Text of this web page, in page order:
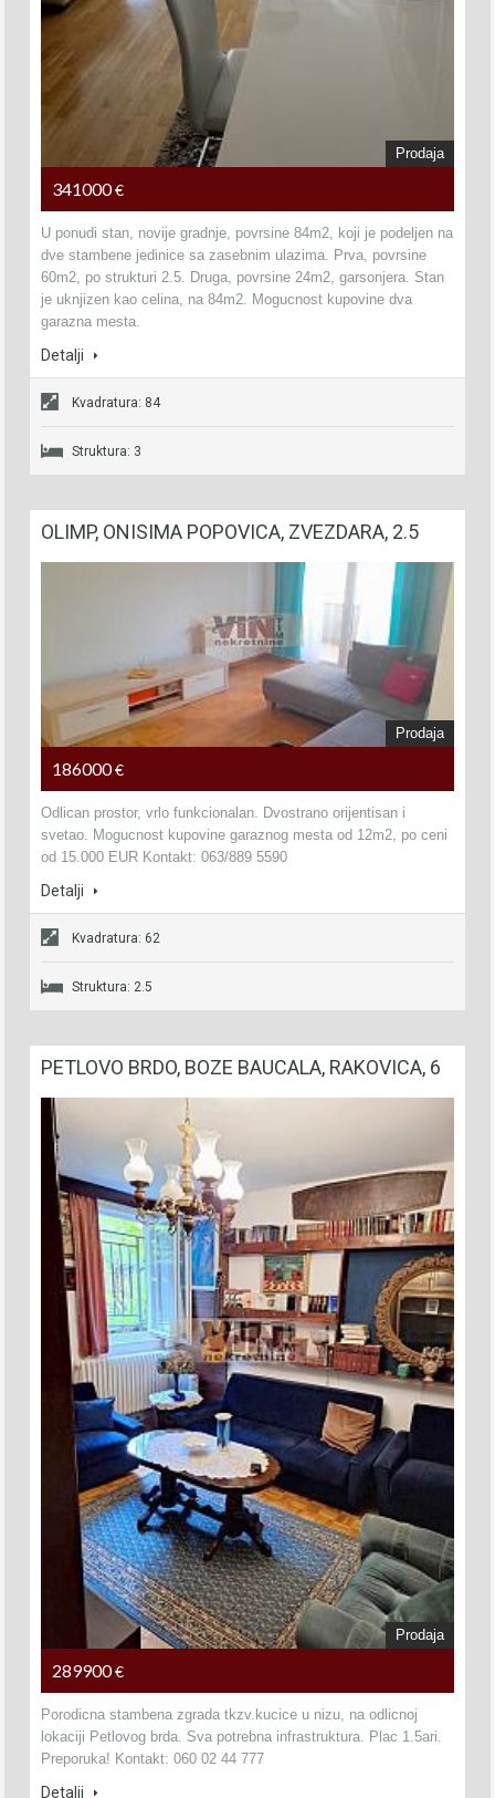
Prodaja
341000€
U ponudi stan, novije gradnje, povrsine 84m2, koji je podeljen na
dve stambene jedinice sa zasebnim ulazima. Prva, povrsine
60m2, po strukturi 2.5. Druga, povrsine 24m2, garsonjera. Stan
je uknjizen kao celina, na 84m2. Mogucnost kupovine dva
garazna mesta.
Detalji
Kvadratura: 84
Struktura: 3
OLIMP, ONISIMA POPOVICA, ZVEZDARA, 2.5
Prodaja
186000€
Odlican prostor, vrlo funkcionalan. Dvostrano orijentisan i
svetao. Mogucnost kupovine garaznog mesta od 12m2, po ceni
od 15.000 EUR Kontakt: 063/889 5590
Detalji
Kvadratura: 62
Struktura: 2.5
PETLOVO BRDO, BOZE BAUCALA, RAKOVICA, 6
Prodaja
289900€
Porodicna stambena zgrada tkzv.kucice u nizu, na odlicnoj
lokaciji Petlovog brda. Sva potrebna infrastruktura. Plac 1.5ari.
Preporuka! Kontakt: 060 02 44 777
Detalji